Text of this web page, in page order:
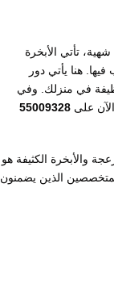
تأتي الأبخرة
هنا يأتي دور
في منزلك. وفي
على 55009328
والأبخرة الكثيفة هو
الذين يضمنون